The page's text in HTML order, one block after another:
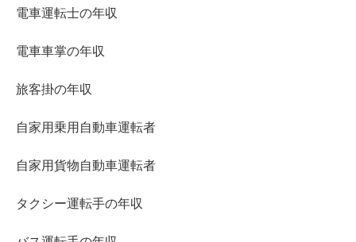
電車運転士の年収
電車車掌の年収
旅客掛の年収
自家用乗用自動車運転者
自家用貨物自動車運転者
タクシー運転手の年収